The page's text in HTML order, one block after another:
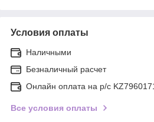
Условия оплаты
Наличными
Безналичный расчет
Онлайн оплата на р/с
Все условия оплаты